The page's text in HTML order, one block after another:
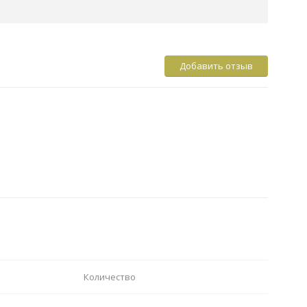
Добавить отзыв
Количество